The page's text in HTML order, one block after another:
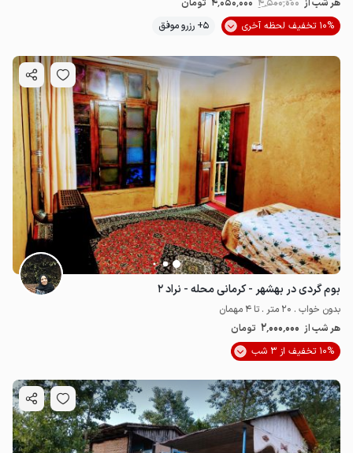
هر شب از 4٬500٬000 4٬050٬000 تومان
10% تخفیف لحظه آخری
5+ رزرو موفق
بوم گردی در بهشهر - کرمانی محله - نراد ۲
بدون خواب . 20 متر . تا 4 مهمان
هر شب از 2٬000٬000 تومان
10% تخفیف از 3 شب